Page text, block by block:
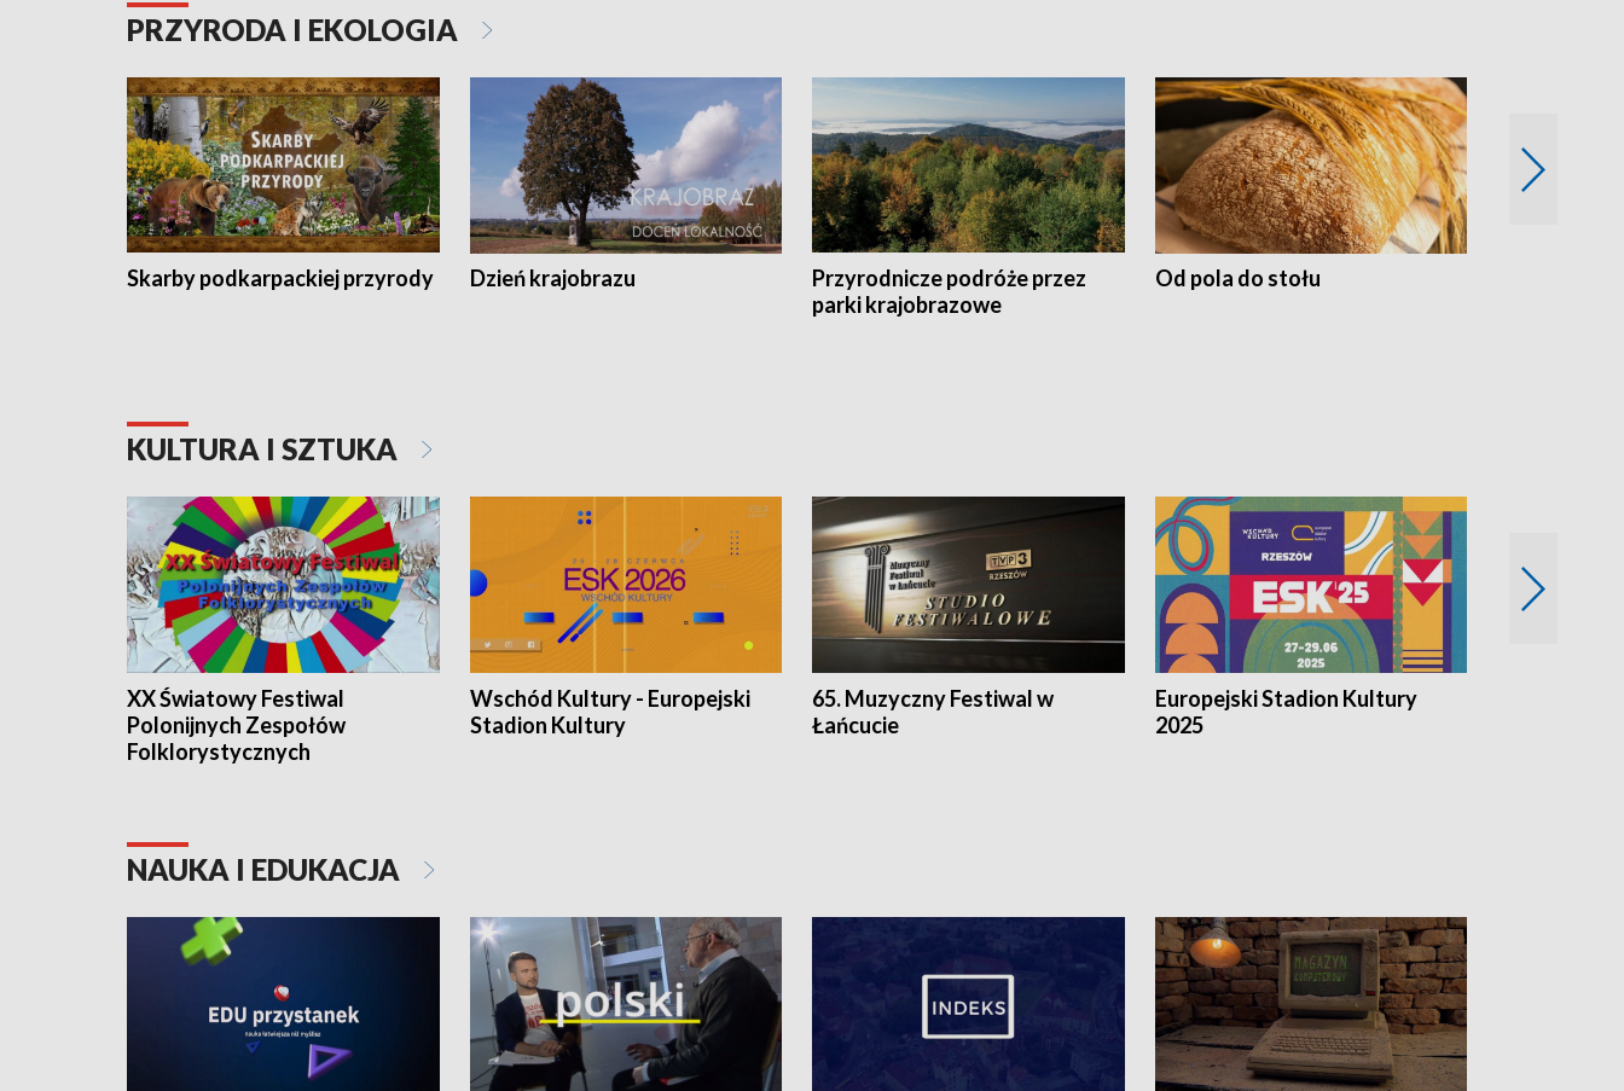
PRZYRODA I EKOLOGIA
Skarby podkarpackiej przyrody Dzień krajobrazu
Przyrodnicze podróże przez
parki krajobrazowe
Od pola do stołu
KULTURA I SZTUKA
XX Światowy Festiwal
Polonijnych Zespołów
Folklorystycznych
Wschód Kultury - Europejski
Stadion Kultury
65. Muzyczny Festiwal w
Łańcucie
Europejski Stadion Kultury
2025
NAUKA I EDUKACJA